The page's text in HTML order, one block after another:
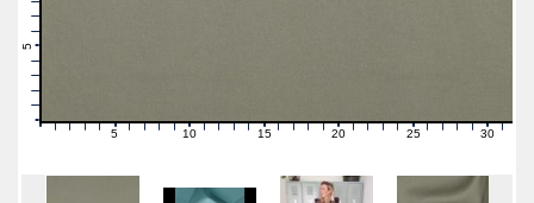
1 2 3 4 6 7 89 11121314 16171819 21222324 26272829 31